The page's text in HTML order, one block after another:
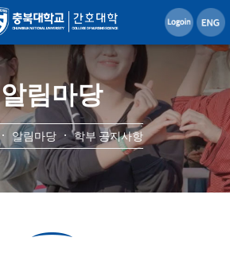
알림마당
알림마당 학부 공지사항